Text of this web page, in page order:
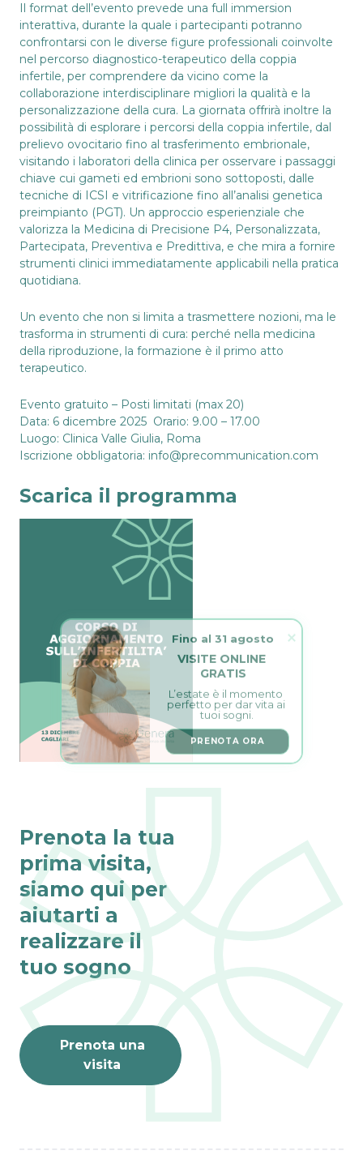
Il format dell’evento prevede una full immersion
interattiva, durante la quale i partecipanti potranno
confrontarsi con le diverse figure professionali coinvolte
nel percorso diagnostico-terapeutico della coppia
infertile, per comprendere da vicino come la
collaborazione interdisciplinare migliori la qualità e la
personalizzazione della cura. La giornata offrirà inoltre la
possibilità di esplorare i percorsi della coppia infertile, dal
prelievo ovocitario fino al trasferimento embrionale,
visitando i laboratori della clinica per osservare i passaggi
chiave cui gameti ed embrioni sono sottoposti, dalle
tecniche di ICSI
e vitrificazione fino all’analisi genetica
preimpianto (PGT). Un approccio esperienziale che
valorizza la Medicina di Precisione P4, Personalizzata,
Partecipata, Preventiva e Predittiva, e che mira a fornire
strumenti clinici immediatamente applicabili nella pratica
quotidiana.
Un evento che non si limita a trasmettere nozioni, ma le
trasforma in strumenti di cura: perché nella medicina
della riproduzione, la formazione è il primo atto
terapeutico.
Evento gratuito – Posti limitati (max 20)
Data: 6 dicembre 2025 Orario: 9.00 – 17.00
Luogo: Clinica Valle Giulia, Roma
Iscrizione obbligatoria: info@precommunication.com
Scarica il programma
Prenota la tua
prima visita,
siamo qui per
aiutarti a
realizzare il
tuo sogno
Prenota una
visita
VISITE ONLINE
GRATIS
L’estate è il momento
perfetto per dar vita ai
tuoi sogni.
PRENOTA ORA